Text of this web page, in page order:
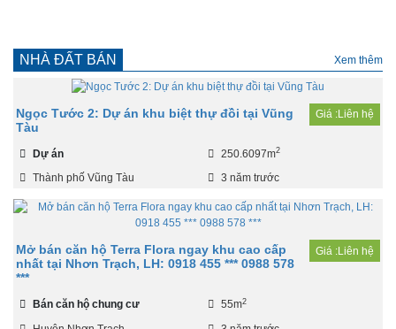
NHÀ ĐẤT BÁN Xem thêm
Ngọc Tước 2: Dự án khu biệt thự đồi tại Vũng
Tàu
Giá :Liên hệ
Dự án 250.6097m2
Thành phố Vũng Tàu 3 năm trước
Mở bán căn hộ Terra Flora ngay khu cao cấp
nhất tại Nhơn Trạch, LH: 0918 455 *** 0988 578
***
Giá :Liên hệ
Bán căn hộ chung cư 55m2